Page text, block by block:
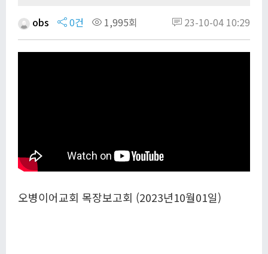
obs 0건 1,995회 23-10-04 10:29
오병이어교회 목장보고회 (2023년10월01일)